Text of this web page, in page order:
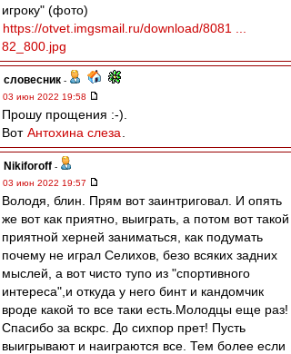
игроку" (фото)
https://otvet.imgsmail.ru/download/8081 ...
82_800.jpg
словесник -
03 июн 2022 19:58
Прошу прощения :-).
Вот Антохина слеза
Nikiforoff -
03 июн 2022 19:57
Володя, блин. Прям вот заинтриговал. И опять
же вот как приятно, выиграть, а потом вот такой
приятной херней заниматься, как подумать
почему не играл Селихов, безо всяких задних
мыслей, а вот чисто тупо из "спортивного
интереса",и откуда у него бинт и кандомчик
вроде какой то все таки есть.Молодцы еще раз!
Спасибо за вскрс. До сихпор прет! Пусть
выигрывают и наиграются все. Тем более если